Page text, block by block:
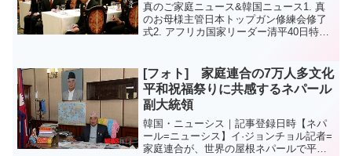
真のご家庭ニュース&韓国ニュース1. 真
のお母様主管日本トップガン修練会修了
式2. アフリカ国家リーダー清平40日特別
災地で慰霊祈祷会2. バヌアツ・サイク
ロ...
[フォト] 家庭連合の7万人多文化
平和祝福祭りに共感するネパール
副大統領
韓国・ニューシス｜記事登録日時【ネパ
ール=ニューシス】イ·ジョンチョル記者=
家庭連合が、世界の屋根ネパールで平和